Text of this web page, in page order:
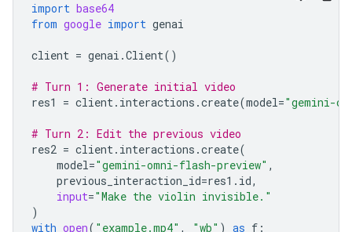
import base64
from google import genai
client = genai .Client()
# Turn 1: Generate initial video
res1
= client. interactions .create(model="gemini-
# Turn 2: Edit the previous video
res2 = client. interactions .create(
model="gemini-omni-flash-preview" ,
previous_interaction_id=res1 . id,
input="Make the violin invisible."
)
with open( "example.mp4" , "wb" ) as f :